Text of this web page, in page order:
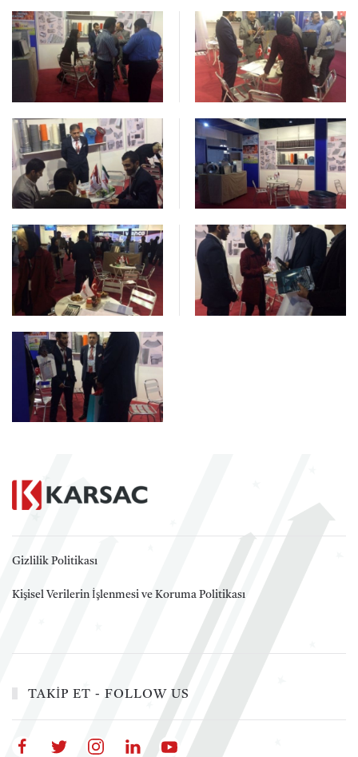
Gizlilik Politikası
Kişisel Verilerin İşlenmesi ve Koruma Politikası
TAKİP ET - FOLLOW US